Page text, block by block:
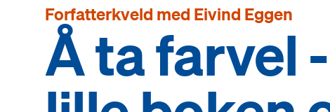
Forfatterkveld med Eivind Eggen
Å ta farvel